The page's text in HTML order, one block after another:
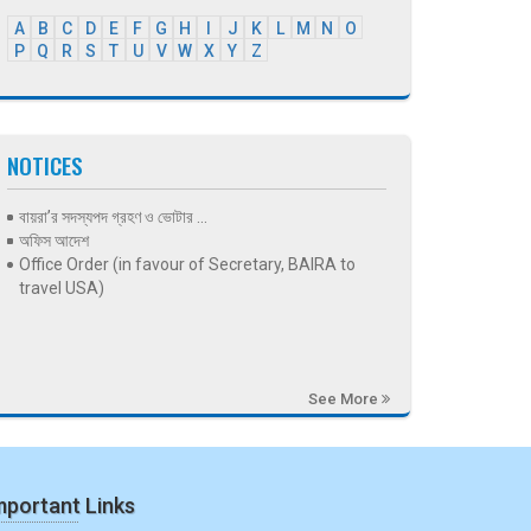
A B C D E F G H J K L M N
O
P
Q R S T U V W X Y Z
NOTICES
বায়রা’র সদস্যপদ গ্রহণ ও ভোটার ...
অফিস আদেশ
Office Order (in favour of Secretary, BAIRA to
travel USA)
See More
Links